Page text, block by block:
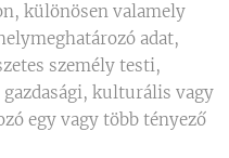
különösen valamely
adat,
személy testi,
kulturális vagy
egy vagy több tényező